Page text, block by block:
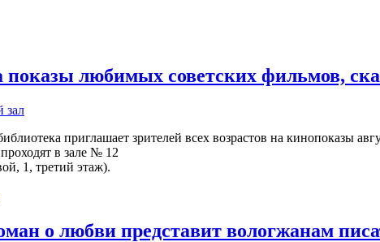
любимых советских фильмов,
зал
приглашает зрителей всех возрастов на кинопоказы
в зале № 12
1, третий этаж).
о любви представит вологжанам